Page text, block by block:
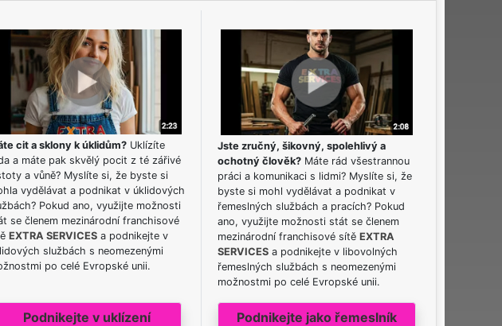
cit a sklony k úklidům?Uklízíte
a máte pak skvělý pocit z té zářivé
a vůně? Myslíte si, že byste si
vydělávat a podnikat v úklidových
Pokud ano, využijte možnosti
se členem mezinárodní franchisové
EXTRA SERVICESa podnikejte v
službách s neomezenými
po celé Evropské unii.
Podnikejte v uklízení
Jste zručný, šikovný, spolehlivý a
ochotný člověk? Máte rád všestrannou
práci a komunikaci s lidmi? Myslíte si, že
byste si mohl vydělávat a podnikat v
řemeslných službách a pracích? Pokud
ano, využijte možnosti stát se členem
mezinárodní franchisové sítěEXTRA
SERVICES a podnikejte v libovolných
řemeslných službách s neomezenými
možnostmi po celé Evropské unii.
Podnikejte jako řemeslník